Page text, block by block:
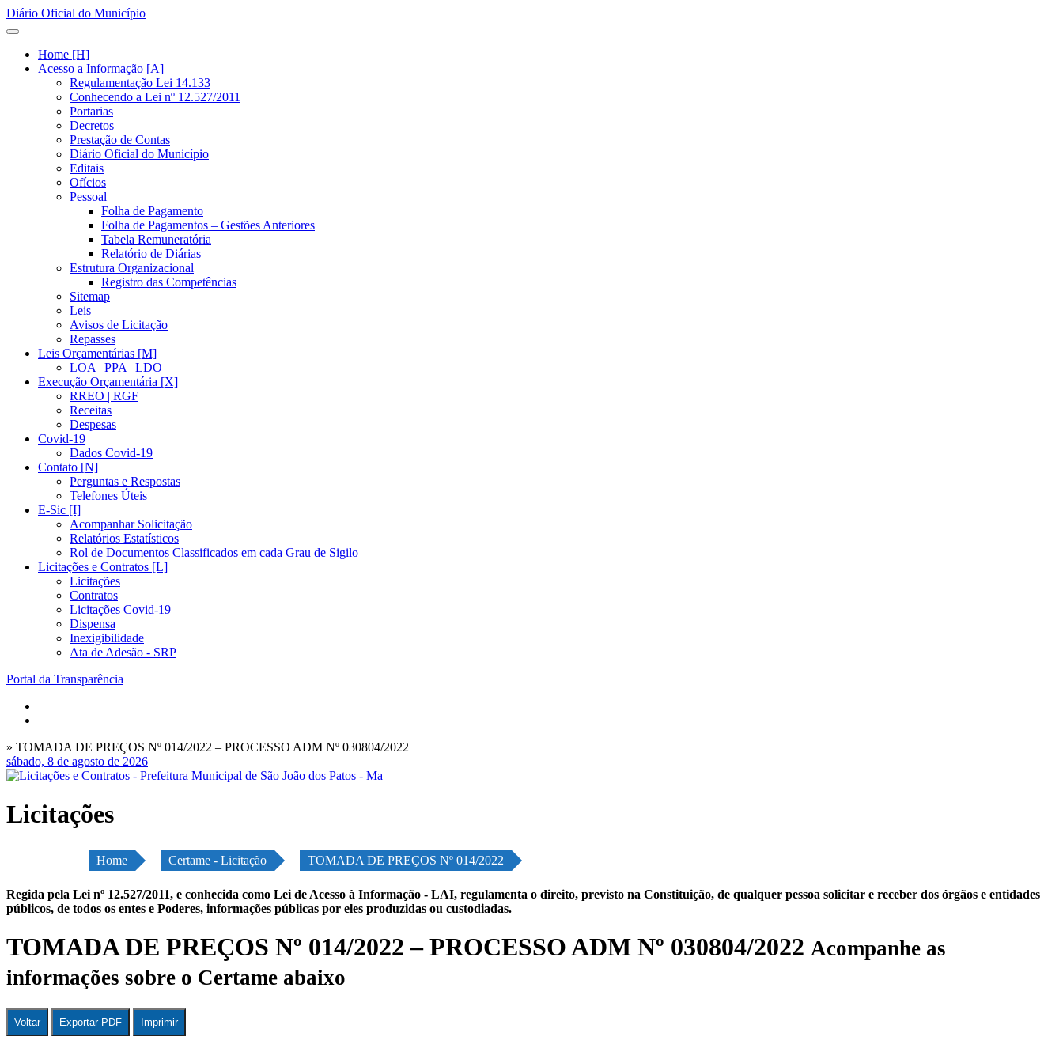
Diário Oficial do Município
Home [H]
Acesso a Informação [A]
Regulamentação Lei 14.133
Conhecendo a Lei nº 12.527/2011
Portarias
Decretos
Prestação de Contas
Diário Oficial do Município
Editais
Ofícios
Pessoal
Folha de Pagamento
Folha de Pagamentos – Gestões Anteriores
Tabela Remuneratória
Relatório de Diárias
Estrutura Organizacional
Registro das Competências
Sitemap
Leis
Avisos de Licitação
Repasses
Leis Orçamentárias [M]
LOA | PPA | LDO
Execução Orçamentária [X]
RREO | RGF
Receitas
Despesas
Covid-19
Dados Covid-19
Contato [N]
Perguntas e Respostas
Telefones Úteis
E-Sic [I]
Acompanhar Solicitação
Relatórios Estatísticos
Rol de Documentos Classificados em cada Grau de Sigilo
Licitações e Contratos [L]
Licitações
Contratos
Licitações Covid-19
Dispensa
Inexigibilidade
Ata de Adesão - SRP
Portal da Transparência
» TOMADA DE PREÇOS Nº 014/2022 – PROCESSO ADM Nº 030804/2022
sábado, 8 de agosto de 2026
Licitações
Home Certame - Licitação TOMADA DE PREÇOS Nº 014/2022
Regida pela Lei nº 12.527/2011, e conhecida como Lei de Acesso à Informação - LAI, regulamenta o direito, previsto na Constituição, de qualquer pessoa solicitar e receber dos órgãos e entidades
públicos, de todos os entes e Poderes, informações públicas por eles produzidas ou custodiadas.
TOMADA DE PREÇOS Nº 014/2022 – PROCESSO ADM Nº 030804/2022 Acompanhe as
informações sobre o Certame abaixo
Voltar Exportar PDF Imprimir